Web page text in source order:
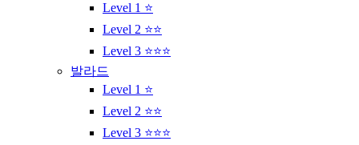
Level 1 ⭐
Level 2 ⭐⭐
Level 3 ⭐⭐⭐
발라드
Level 1 ⭐
Level 2 ⭐⭐
Level 3 ⭐⭐⭐